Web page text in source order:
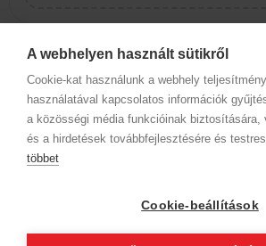
A webhelyen használt sütikről
Cookie-kat használunk a webhely
használatával kapcsolatos információk
a közösségi média funkcióinak biztosítására,
és a hirdetések továbbfejlesztésére és
többet
Cookie-beállítások
Mária Bíró
0
(0)
Fantastichair
2310